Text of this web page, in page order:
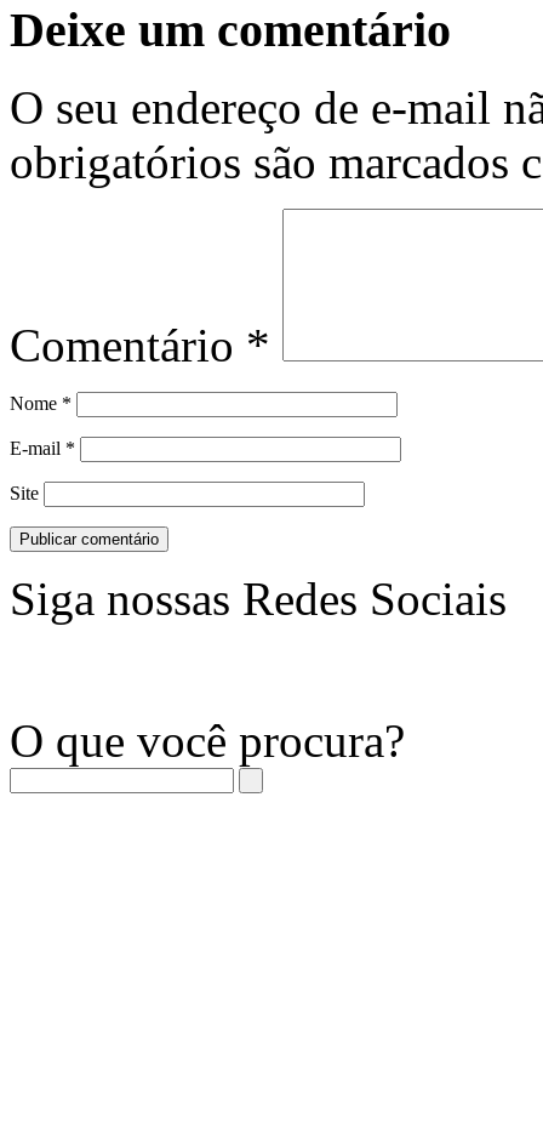
Deixe um comentário
O seu endereço de e-mail
obrigatórios são marcados
Comentário *
Nome *
E-mail *
Site
Siga nossas Redes Sociais
O que você procura?